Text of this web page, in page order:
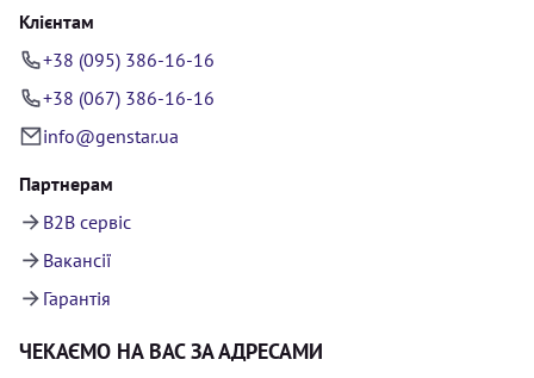
Клієнтам
+38 (095) 386-16-16
+38 (067) 386-16-16
info@genstar.ua
Партнерам
B2B сервіс
Вакансії
Гарантія
ЧЕКАЄМО НА ВАС ЗА АДРЕСАМИ